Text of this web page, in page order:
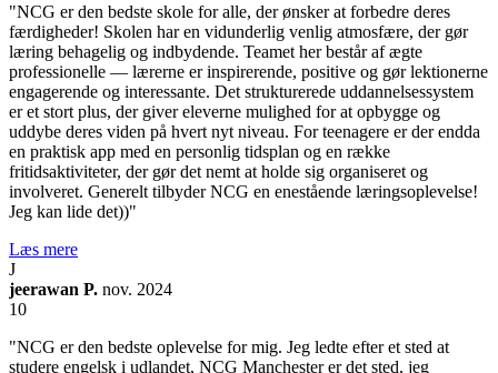
"NCG er den bedste skole for alle, der ønsker at forbedre deres
færdigheder! Skolen har en vidunderlig venlig atmosfære, der gør
læring behagelig og indbydende. Teamet her består af ægte
professionelle — lærerne er inspirerende, positive og gør lektionerne
engagerende og interessante. Det strukturerede uddannelsessystem
er et stort plus, der giver eleverne mulighed for at opbygge og
uddybe deres viden på hvert nyt niveau. For teenagere er der endda
en praktisk app med en personlig tidsplan og en række
fritidsaktiviteter, der gør det nemt at holde sig organiseret og
involveret. Generelt tilbyder NCG en enestående læringsoplevelse!
Jeg kan lide det))"
Læs mere
J
jeerawan P. nov. 2024
10
"NCG er den bedste oplevelse for mig. Jeg ledte efter et sted at
studere engelsk i udlandet, NCG Manchester er det sted, jeg